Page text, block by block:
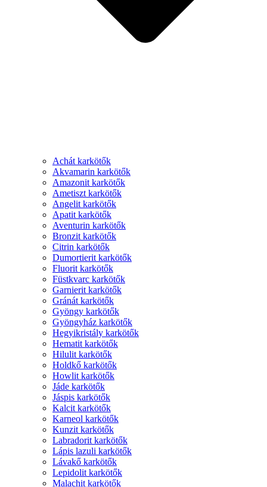
Achát karkötők
Akvamarin karkötők
Amazonit karkötők
Ametiszt karkötők
Angelit karkötők
Apatit karkötők
Aventurin karkötők
Bronzit karkötők
Citrin karkötők
Dumortierit karkötők
Fluorit karkötők
Füstkvarc karkötők
Garnierit karkötők
Gránát karkötők
Gyöngy karkötők
Gyöngyház karkötők
Hegyikristály karkötők
Hematit karkötők
Hilulit karkötők
Holdkő karkötők
Howlit karkötők
Jáde karkötők
Jáspis karkötők
Kalcit karkötők
Karneol karkötők
Kunzit karkötők
Labradorit karkötők
Lápis lazuli karkötők
Lávakő karkötők
Lepidolit karkötők
Malachit karkötők